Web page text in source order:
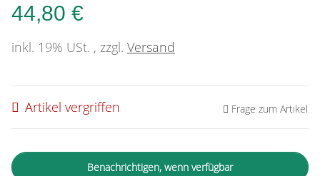
44,80 €
inkl. 19% USt. , zzgl. Versand
Artikel vergriffen Frage zum Artikel
Benachrichtigen, wenn verfügbar